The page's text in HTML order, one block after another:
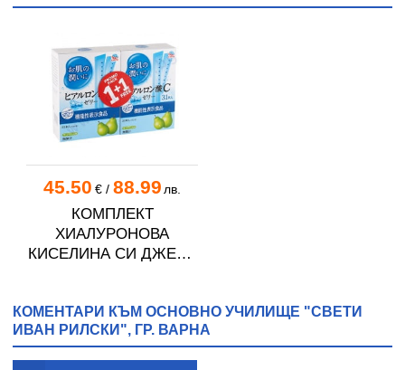
45.50 €/ 88.99 лв.
КОМПЛЕКТ
ХИАЛУРОНОВА
КИСЕЛИНА СИ ДЖЕЛИ
КОМЕНТАРИ КЪМ ОСНОВНО УЧИЛИЩЕ "СВЕТИ
ИВАН РИЛСКИ", ГР. ВАРНА